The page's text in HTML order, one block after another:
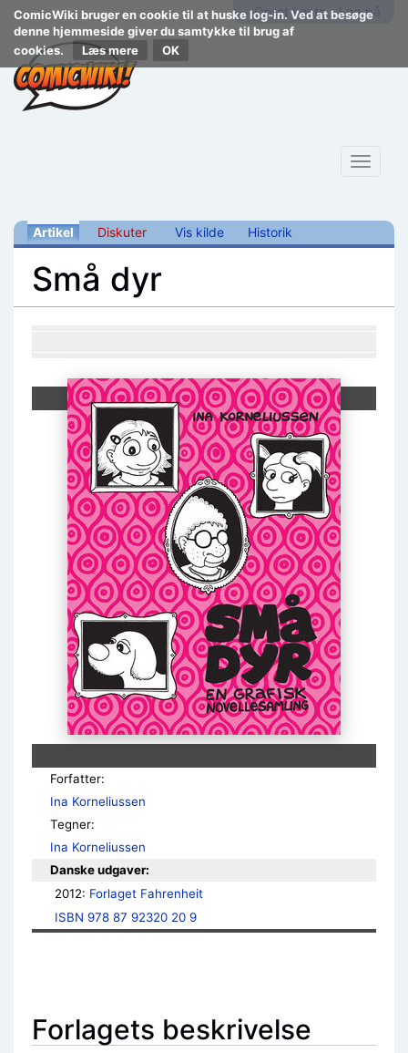
ComicWiki bruger en cookie til at huske log-in. Ved at besøge
denne hjemmeside giver du samtykke til brug af
cookies.
Læs mere
Opret konto Log på
Toggle
Artikel Diskuter Vis kilde Historik
Små dyr
Forfatter:
Ina Korneliussen
Tegner:
Ina Korneliussen
Danske udgaver:
2012: Forlaget Fahrenheit
ISBN 978 87 92320 20 9
Forlagets beskrivelse